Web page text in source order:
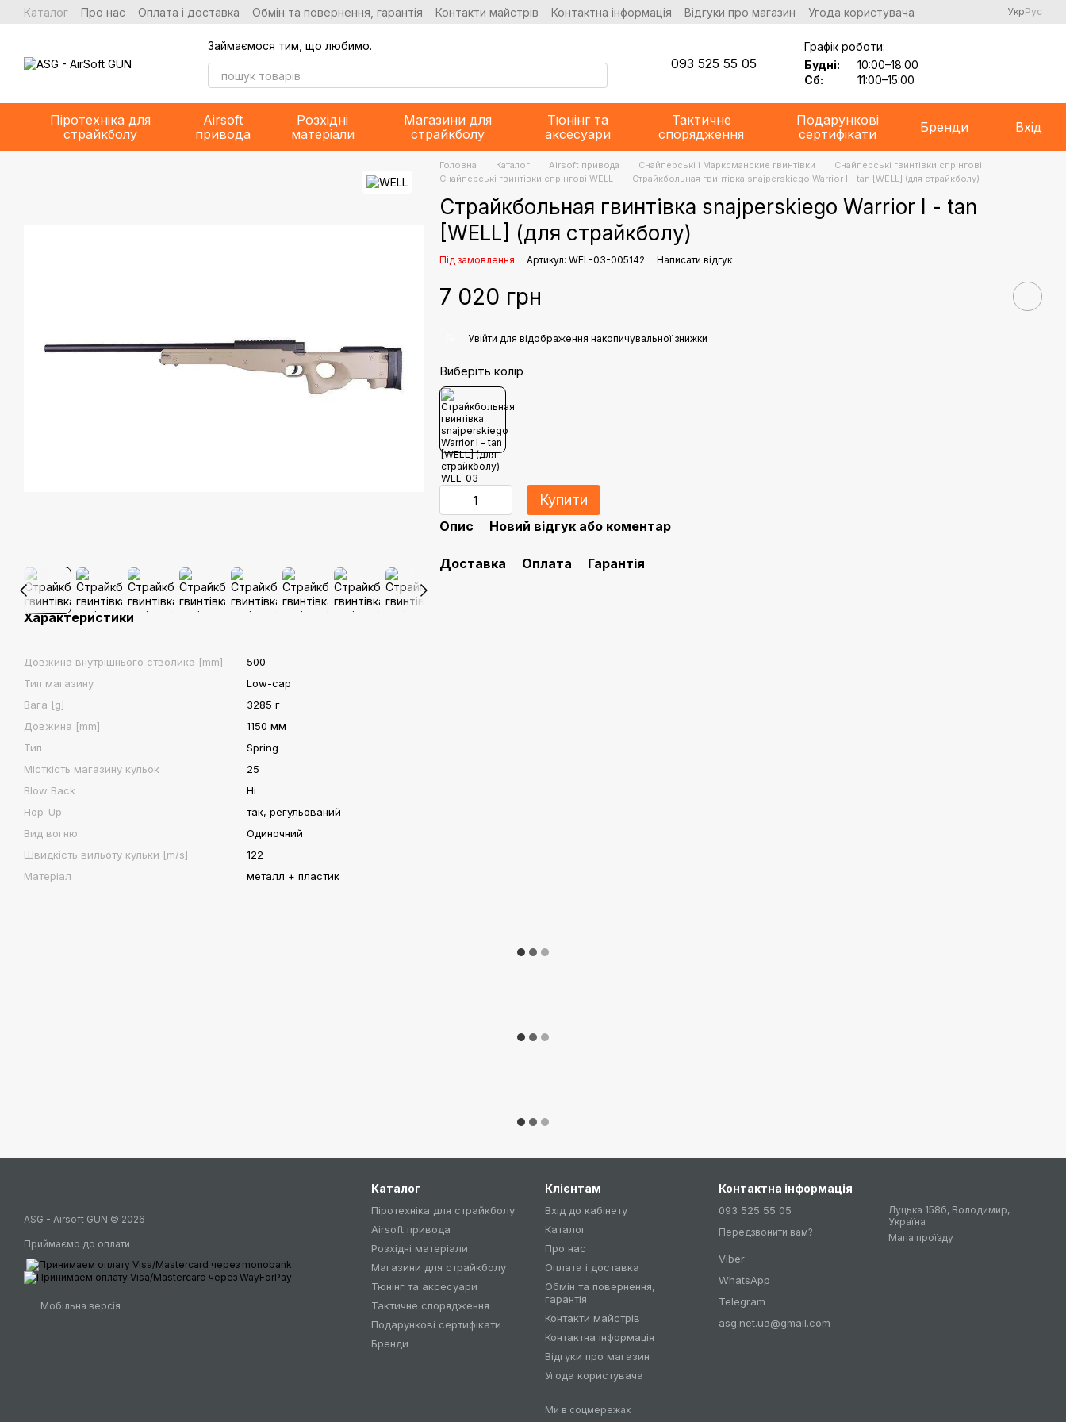
Перейти до основного контенту
Каталог Про нас Оплата і доставка Обмін та повернення, гарантія Контакти майстрів Контактна інформація Відгуки про магазин Угода користувача УкрРус
Займаємося тим, що любимо.
093 525 55 05
Графік роботи:
Будні:
10:00–18:00
Сб:
11:00–15:00
Піротехніка для
страйкболу
Airsoft
привода
Розхідні
матеріали
Магазини для
страйкболу
Тюнінг та
аксесуари
Тактичне
спорядження
Подарункові
сертифікати
Бренди Вхід
Характеристики
Довжина внутрішнього стволика [mm]
500
Тип магазину
Low-cap
Вага [g]
3285 г
Довжина [mm]
1150 мм
Тип
Spring
Місткість магазину кульок
25
Blow Back
Ні
Hop-Up
так, регульований
Вид вогню
Одиночний
Швидкість вильоту кульки [m/s]
122
Матеріал
металл + пластик
Головна Каталог Airsoft привода Снайперські і Марксманские гвинтівки
Снайперські гвинтівки спрінгові
Снайперські гвинтівки спрінгові WELL
Страйкбольная гвинтівка snajperskiego Warrior I - tan [WELL] (для страйкболу)
Страйкбольная гвинтівка snajperskiego Warrior I - tan
[WELL] (для страйкболу)
Під замовлення Артикул: WEL-03-005142 Написати відгук
7 020 грн
Увійти для відображення накопичувальної знижки
Виберіть колір
Купити
Опис Новий відгук або коментар
Доставка Оплата Гарантія
ASG - Airsoft GUN © 2026
Приймаємо до оплати
Мобільна версія
Каталог
Піротехніка для страйкболу
Airsoft привода
Розхідні матеріали
Магазини для страйкболу
Тюнінг та аксесуари
Тактичне спорядження
Подарункові сертифікати
Бренди
Клієнтам
Вхід до кабінету
Каталог
Про нас
Оплата і доставка
Обмін та повернення,
гарантія
Контакти майстрів
Контактна інформація
Відгуки про магазин
Угода користувача
Ми в соцмережах
Контактна інформація
093 525 55 05
Передзвонити вам?
Viber
WhatsApp
Telegram
asg.net.ua@gmail.com
Луцька 158б, Володимир,
Україна
Мапа проїзду